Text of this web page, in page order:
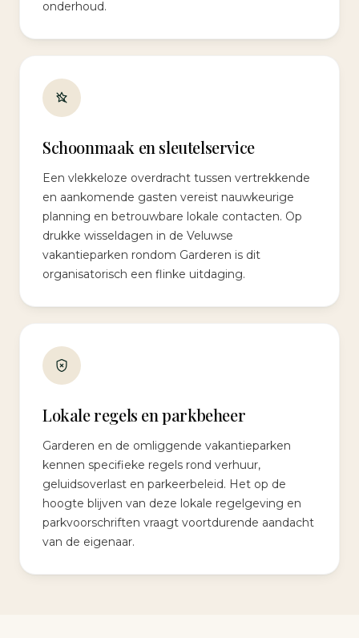
onderhoud.
Schoonmaak en sleutelservice
Een vlekkeloze overdracht tussen vertrekkende
en aankomende gasten vereist nauwkeurige
planning en betrouwbare lokale contacten. Op
drukke wisseldagen in de Veluwse
vakantieparken rondom Garderen is dit
organisatorisch een flinke uitdaging.
Lokale regels en parkbeheer
Garderen en de omliggende vakantieparken
kennen specifieke regels rond verhuur,
geluidsoverlast en parkeerbeleid. Het op de
hoogte blijven van deze lokale regelgeving en
parkvoorschriften vraagt voortdurende aandacht
van de eigenaar.